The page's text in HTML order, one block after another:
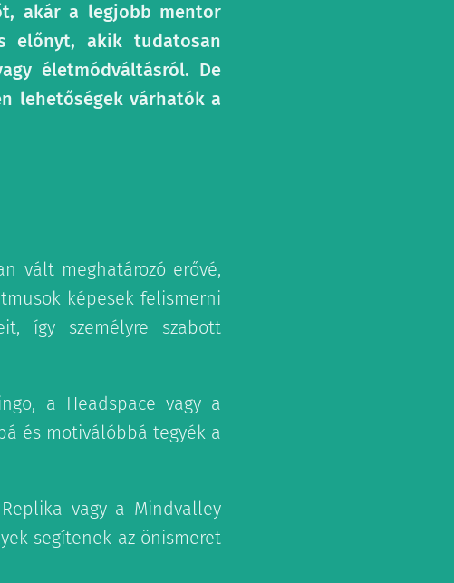
akár a legjobb mentor
előnyt, akik tudatosan
életmódváltásról. De
lehetőségek várhatók a
vált meghatározó erővé,
képesek felismerni
így személyre szabott
a Headspace vagy a
és motiválóbbá tegyék a
vagy a Mindvalley
segítenek az önismeret